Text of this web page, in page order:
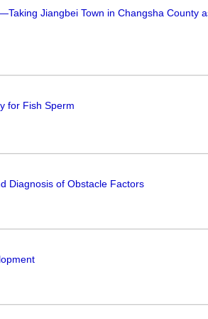
Jiangbei Town in Changsha County
for Fish Sperm
Diagnosis of Obstacle Factors